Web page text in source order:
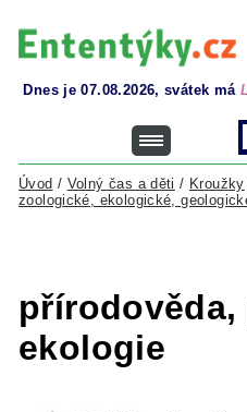
Dnes je 07.08.2026, svátek má
Úvod / Volný čas a děti / Kroužky
zoologické, ekologické,
přírodověda,
ekologie